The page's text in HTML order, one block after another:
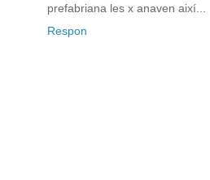
prefabriana les x anaven així...
Respon